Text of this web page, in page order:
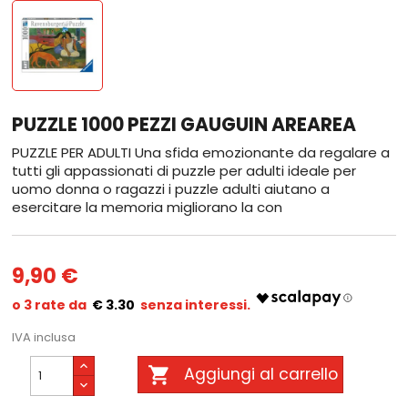
PUZZLE 1000 PEZZI GAUGUIN AREAREA
PUZZLE PER ADULTI Una sfida emozionante da regalare a
tutti gli appassionati di puzzle per adulti ideale per
uomo donna o ragazzi i puzzle adulti aiutano a
esercitare la memoria migliorano la con
9,90 €
€ 3.30
IVA inclusa
 Aggiungi al carrello